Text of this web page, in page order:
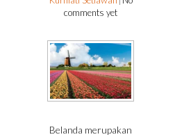
comments yet
Belanda merupakan